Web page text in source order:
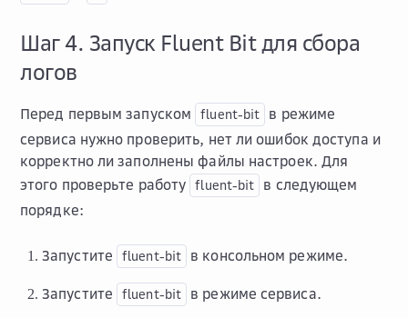
Шаг 4. Запуск Fluent Bit для сбора
логов
Перед первым запуском fluent-bit
в режиме
сервиса нужно проверить, нет ли ошибок доступа и
корректно ли заполнены файлы настроек. Для
этого проверьте работу
fluent-bit
в следующем
порядке:
Запустите fluent-bit в консольном режиме.
Запустите fluent-bit в режиме сервиса.